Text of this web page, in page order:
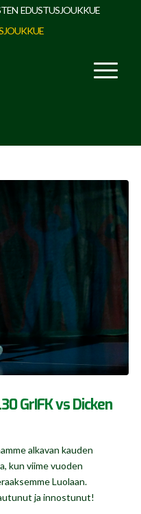
EDUSTUSJOUKKUE
GrIFK vs Dicken
alkavan kauden
kun viime vuoden
Luolaan.
ja innostunut!